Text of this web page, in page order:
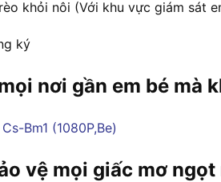
khỏi nôi (Với khu vực giám sát
ký
nơi gần em bé mà
vệ mọi giấc mơ ngọt